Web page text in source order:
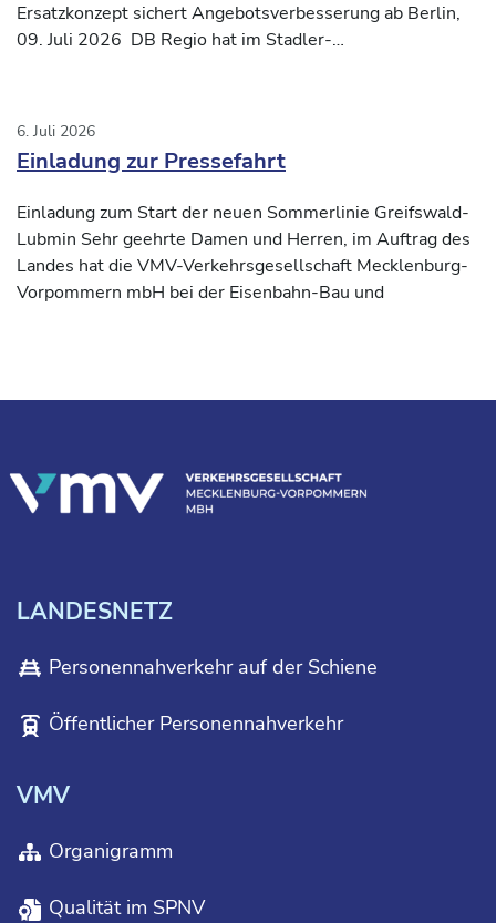
Ersatzkonzept sichert Angebotsverbesserung ab Berlin,
09. Juli 2026 DB Regio hat im Stadler-
Einladung zur Pressefahrt
6. Juli 2026
Einladung zum Start der neuen Sommerlinie Greifswald-
Lubmin Sehr geehrte Damen und Herren, im Auftrag des
Landes hat die VMV-Verkehrsgesellschaft Mecklenburg-
Vorpommern mbH bei der Eisenbahn-Bau und
LANDESNETZ
Personennahverkehr auf der Schiene
Öffentlicher Personennahverkehr
VMV
Organigramm
Qualität im SPNV